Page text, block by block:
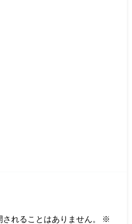
れることはありません。
※